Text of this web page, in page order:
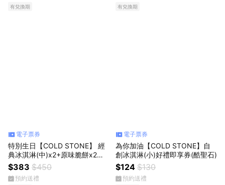
有兌換期 有兌換期
電子票券
特別生日【COLD STONE】 經
典冰淇淋(中)x2+原味脆餅x2好
禮即享券(酷聖石)
$383 $450
預約送禮
電子票券
為你加油【COLD STONE】自
創冰淇淋(小)好禮即享券(酷聖石)
$124 $130
預約送禮